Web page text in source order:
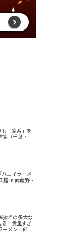
「家系」を
（千葉・
王子ラーメ
in 武蔵野・
帥”の多大な
！貴重すぎ
ーメン二郎